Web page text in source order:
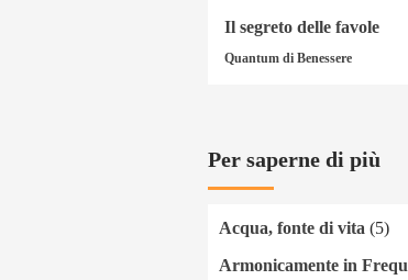
Il segreto delle favole
Quantum di Benessere
Per saperne di più
Acqua, fonte di vita(5)
Armonicamente in